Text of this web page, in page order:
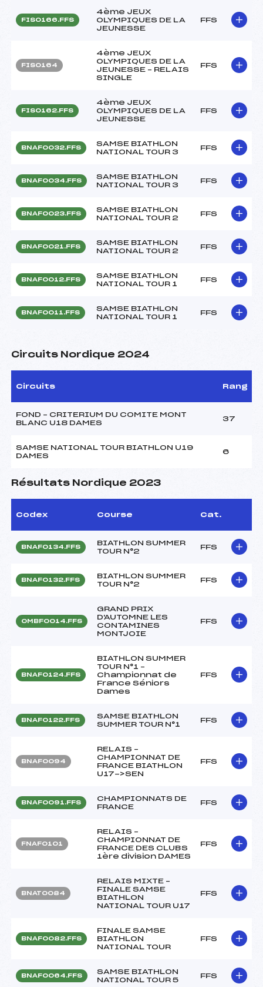
FIS0166.FFS
4ème JEUX
OLYMPIQUES DE LA
JEUNESSE
FFS
FIS0164
4ème JEUX
OLYMPIQUES DE LA
JEUNESSE – RELAIS
SINGLE
FFS
FIS0162.FFS
4ème JEUX
OLYMPIQUES DE LA
JEUNESSE
FFS
BNAF0032.FFS
SAMSE BIATHLON
NATIONAL TOUR 3
FFS
BNAF0034.FFS
SAMSE BIATHLON
NATIONAL TOUR 3
FFS
BNAF0023.FFS
SAMSE BIATHLON
NATIONAL TOUR 2
FFS
BNAF0021.FFS
SAMSE BIATHLON
NATIONAL TOUR 2
FFS
BNAF0012.FFS
SAMSE BIATHLON
NATIONAL TOUR 1
FFS
BNAF0011.FFS
SAMSE BIATHLON
NATIONAL TOUR 1
FFS
Circuits Nordique 2024
Circuits Rang
FOND – CRITERIUM DU COMITE MONT
BLANC U18 DAMES
37
SAMSE NATIONAL TOUR BIATHLON U19
DAMES
6
Résultats Nordique 2023
Codex Course Cat.
BNAF0134.FFS
BIATHLON SUMMER
TOUR N°2
FFS
BNAF0132.FFS
BIATHLON SUMMER
TOUR N°2
FFS
OMBF0014.FFS
GRAND PRIX
D'AUTOMNE LES
CONTAMINES
MONTJOIE
FFS
BNAF0124.FFS
BIATHLON SUMMER
TOUR N°1 –
Championnat de
France Séniors
Dames
FFS
BNAF0122.FFS
SAMSE BIATHLON
SUMMER TOUR N°1
FFS
BNAF0094
RELAIS –
CHAMPIONNAT DE
FRANCE BIATHLON
U17->SEN
FFS
BNAF0091.FFS
CHAMPIONNATS DE
FRANCE
FFS
FNAF0101
RELAIS –
CHAMPIONNAT DE
FRANCE DES CLUBS
1ère division DAMES
FFS
BNAT0084
RELAIS MIXTE –
FINALE SAMSE
BIATHLON
NATIONAL TOUR U17
FFS
BNAF0082.FFS
FINALE SAMSE
BIATHLON
NATIONAL TOUR
FFS
BNAF0064.FFS
SAMSE BIATHLON
NATIONAL TOUR 5
FFS